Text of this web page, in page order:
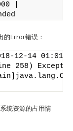
|
Error错误：
12-14
258)
统资源的占用情